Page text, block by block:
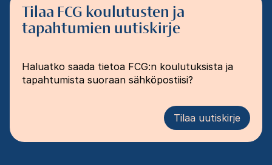
Tilaa FCG koulutusten ja
tapahtumien uutiskirje
Haluatko saada tietoa FCG:n koulutuksista ja
tapahtumista suoraan sähköpostiisi?
Tilaa uutiskirje